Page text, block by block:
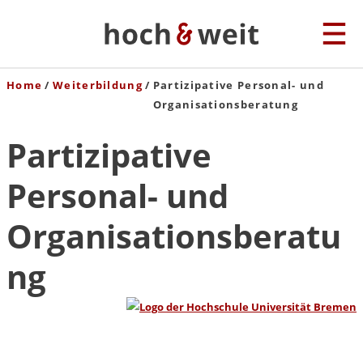
Home Weiterbildung
Partizipative Personal- und
Organisationsberatung
Partizipative
Personal- und
Organisationsberatu
ng